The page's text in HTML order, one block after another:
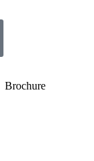
Brochure